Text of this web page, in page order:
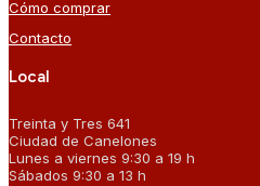
Cómo comprar
Contacto
Local
Treinta y Tres 641
Ciudad de Canelones
Lunes a viernes 9:30 a 19 h
Sábados 9:30 a 13 h